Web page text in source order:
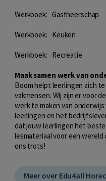
Werkboek: Gastheerschap
Werkboek: Keuken
Werkboek: Recreatie
Maak samen werk van
Boom helpt leerlingen zich
vakmensen. Wij zijn er voor
werk te maken van
leerlingen en het
dat jouw leerlingen het
lesmateriaal voor een
ons trots!
Meer over Edu4all